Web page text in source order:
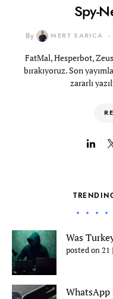
Spy-
By MERT SARICA
FatMal, Hesperbot,
bırakıyoruz. Son
zararlı
Was
posted on 21
WhatsApp